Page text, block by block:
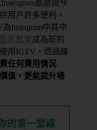
都是現今
用戶許多便利，
Instagram中其中
片教學成為新的
用IGTV，透過線
任何費用情況
值，更能提升場
的第一堂線